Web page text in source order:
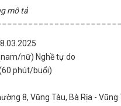
mô tả
nữ) Nghề tự do
phút/buổi)
8, Vũng Tàu, Bà Rịa - Vũng